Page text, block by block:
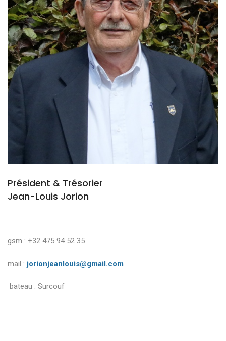
Président & Trésorier
Jean-Louis Jorion
gsm : +32 475 94 52 35
mail : jorionjeanlouis@gmail.com
bateau : Surcouf